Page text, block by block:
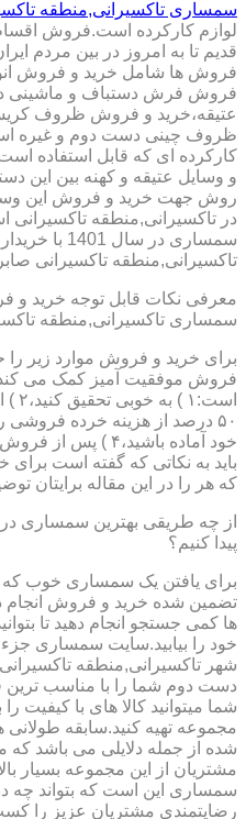
سمساری تاکسیرانی,منطقه
لوازم کارکرده است.فروش
قدیم تا به امروز در بین مردم
فروش ها شامل خرید و فروش
فروش فرش دستباف و ماشینی
عتیقه،خرید و فروش ظروف
ظروف چینی دست دوم و غیره
کارکرده ای که قابل استفاده
و وسایل عتیقه و کهنه بین این
روش جهت خرید و فروش این
در تاکسیرانی,منطقه تاکسیرانی
سمساری در
تاکسیرانی,منطقه تاکسیرانی
معرفی نکات قابل توجه خرید و
سمساری تاکسیرانی,منطقه
برای خرید و فروش موارد زیر را
فروش موفقیت آمیز کمک می کند
۵۰ درصد از هزینه خرده
خود آماده باشید،۴
باید به نکاتی که گفته است
که هر را در این مقاله برایتان
از چه طریقی بهترین سمساری در
پیدا کنیم؟
برای یافتن یک سمساری خوب که
تضمین شده خرید و فروش
ها کمی جستجو انجام دهید تا
خود را بیابید.سایت سمساری
شهر تاکسیرانی,منطقه
دست دوم شما را با مناسب
شما میتوانید کالا های با کیفیت
مجموعه تهیه کنید.سابقه طولانی
شده از جمله دلایلی می باشد
سمساری این است که بتواند چه
رضایتمندی مشتریان عزیز را